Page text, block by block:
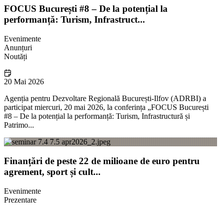
FOCUS București #8 – De la potențial la
performanță: Turism, Infrastruct...
Evenimente
Anunțuri
Noutăți
20 Mai 2026
Agenția pentru Dezvoltare Regională București-Ilfov (ADRBI) a
participat miercuri, 20 mai 2026, la conferința „FOCUS București
#8 – De la potențial la performanță: Turism, Infrastructură și
Patrimo...
Finanțări de peste 22 de milioane de euro pentru
agrement, sport și cult...
Evenimente
Prezentare